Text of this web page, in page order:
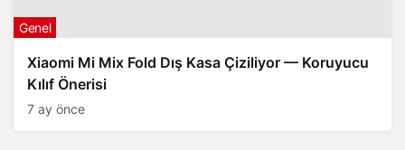
Xiaomi Mi Mix Fold Dış Kasa Çiziliyor — Koruyucu
Kılıf Önerisi
Genel
7 ay önce